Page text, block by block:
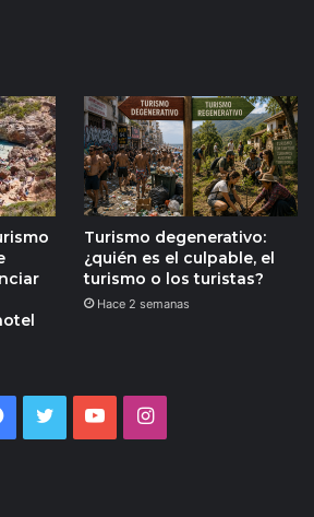
Turismo degenerativo:
¿quién es el culpable, el
turismo o los turistas?
Hace 2 semanas
Facebook
TwitterYouTubeInstagram